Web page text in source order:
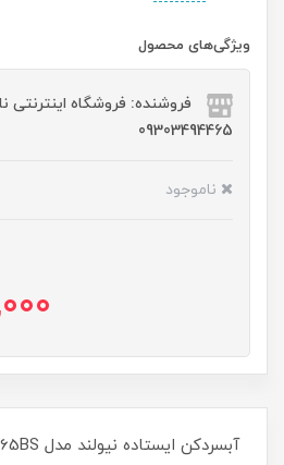
ویژگی‌های محصول
فروشنده: فروشگاه اینترنتی
09303494465
ناموجود